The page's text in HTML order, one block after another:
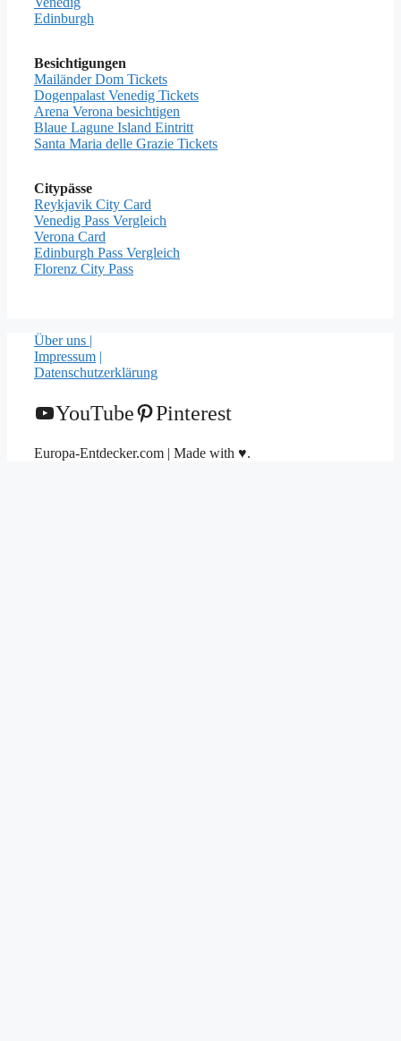
Edinburgh
Besichtigungen
Mailänder Dom Tickets
Dogenpalast Venedig Tickets
Arena Verona besichtigen
Blaue Lagune Island Eintritt
Santa Maria delle Grazie Tickets
Citypässe
Reykjavik City Card
Venedig Pass Vergleich
Verona Card
Edinburgh Pass Vergleich
Florenz City Pass
Über uns |
Impressum |
Datenschutzerklärung
YouTube Pinterest
Europa-Entdecker.com | Made with ♥.